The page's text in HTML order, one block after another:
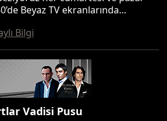
Beyaz TV ekranlarında…
Bilgi
Vadisi Pusu